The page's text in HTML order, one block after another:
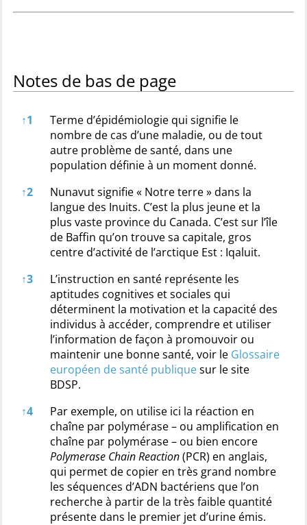
Notes de bas de page
↑1
Terme d’épidémiologie qui signifie le
nombre de cas d’une maladie, ou de tout
autre problème de santé, dans une
population définie à un moment donné.
↑2
Nunavut signifie « Notre terre » dans la
langue des Inuits. C’est la plus jeune et la
plus vaste province du Canada. C’est sur l’île
de Baffin qu’on trouve sa capitale, gros
centre d’activité de l’arctique Est : Iqaluit.
↑3
L’instruction en santé représente les
aptitudes cognitives et sociales qui
déterminent la motivation et la capacité des
individus à accéder, comprendre et utiliser
l’information de façon à promouvoir ou
maintenir une bonne santé, voir le Glossaire
européen de santé publiquesur le site
BDSP.
↑4
Par exemple, on utilise ici la réaction en
chaîne par polymérase – ou amplification en
chaîne par polymérase – ou bien encore
Polymerase Chain Reaction(PCR) en anglais,
qui permet de copier en très grand nombre
les séquences d’ADN bactériens que l’on
recherche à partir de la très faible quantité
présente dans le premier jet d’urine émis.